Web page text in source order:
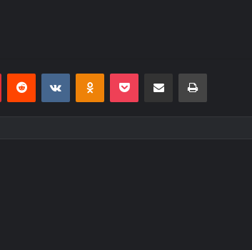
PinterestReddit VKontakteOdnoklassniki
Pocket E-Posta ile paylaş Yazdır